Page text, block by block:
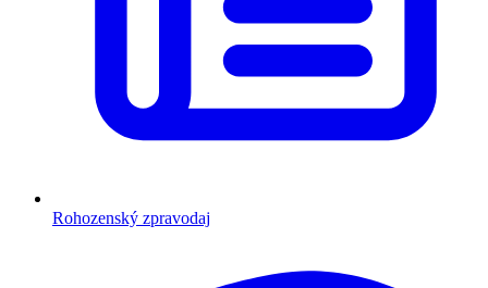
Rohozenský zpravodaj